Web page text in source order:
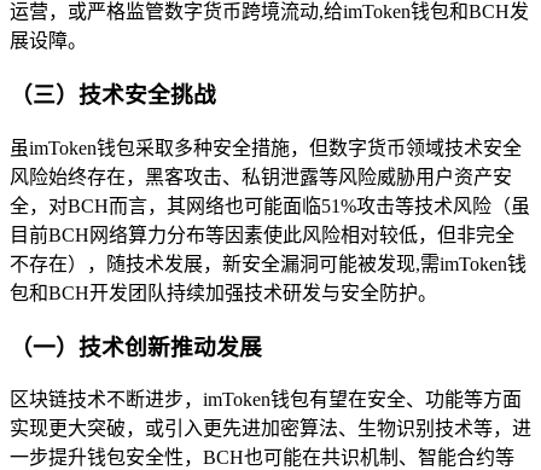
运营，或严格监管数字货币跨境流动,给imToken钱包和BCH发
展设障。
（三）技术安全挑战
虽imToken钱包采取多种安全措施，但数字货币领域技术安全
风险始终存在，黑客攻击、私钥泄露等风险威胁用户资产安
全，对BCH而言，其网络也可能面临51%攻击等技术风险（虽
目前BCH网络算力分布等因素使此风险相对较低，但非完全
不存在），随技术发展，新安全漏洞可能被发现,需imToken钱
包和BCH开发团队持续加强技术研发与安全防护。
（一）技术创新推动发展
区块链技术不断进步，imToken钱包有望在安全、功能等方面
实现更大突破，或引入更先进加密算法、生物识别技术等，进
一步提升钱包安全性，BCH也可能在共识机制、智能合约等